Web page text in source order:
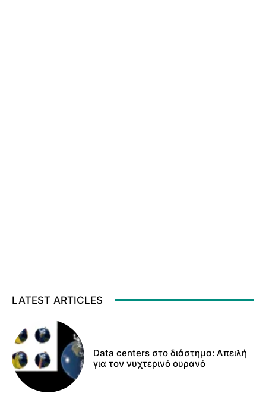
LATEST ARTICLES
Data centers στο διάστημα: Απειλή
για τον νυχτερινό ουρανό